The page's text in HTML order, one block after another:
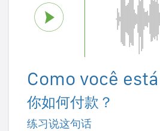
Como você
你如何付款？
练习说这句话